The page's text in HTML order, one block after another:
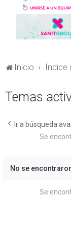
Inicio Índice
Temas
Ir a búsqueda
Se
No se
Se